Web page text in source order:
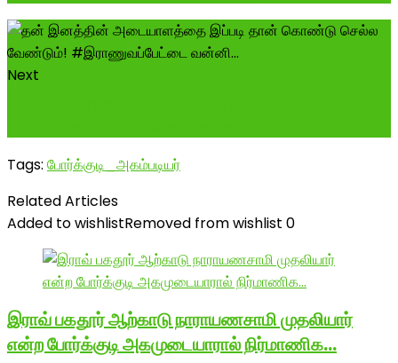
Next
Tags: போர்க்குடி_அகம்படியர்
Related Articles
Added to wishlistRemoved from wishlist 0
இராவ் பகதூர் ஆற்காடு நாராயணசாமி முதலியார்
என்ற போர்க்குடி அகமுடையாரால் நிர்மாணிக…